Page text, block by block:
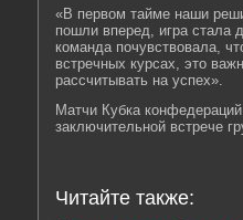
«В первом тайме наши
пошли вперед, игра стала
команда почувствовала,
встречных курсах, это
рассчитывать на успех».
Матчи Кубка
заключительной встрече
Читайте также: